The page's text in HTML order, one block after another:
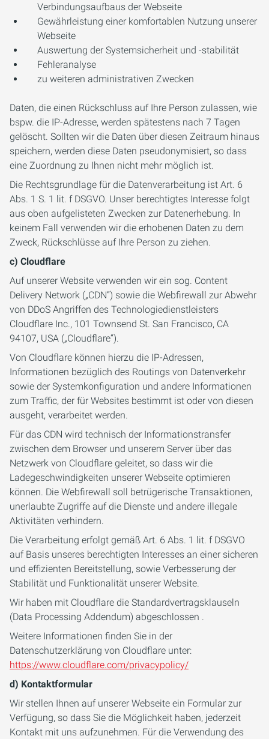
Verbindungsaufbaus der Webseite
Gewährleistung einer komfortablen Nutzung unserer
Webseite
Auswertung der Systemsicherheit und -stabilität
Fehleranalyse
zu weiteren administrativen Zwecken
Daten, die einen Rückschluss auf Ihre Person zulassen, wie
bspw. die IP-Adresse, werden spätestens nach 7 Tagen
gelöscht. Sollten wir die Daten über diesen Zeitraum hinaus
speichern, werden diese Daten pseudonymisiert, so dass
eine Zuordnung zu Ihnen nicht mehr möglich ist.
Die Rechtsgrundlage für die Datenverarbeitung ist Art. 6
Abs. 1 S. 1 lit. f DSGVO. Unser berechtigtes Interesse folgt
aus oben aufgelisteten Zwecken zur Datenerhebung. In
keinem Fall verwenden wir die erhobenen Daten zu dem
Zweck, Rückschlüsse auf Ihre Person zu ziehen.
c) Cloudflare
Auf unserer Website verwenden wir ein sog. Content
Delivery Network („CDN“) sowie die Webfirewall zur Abwehr
von DDoS Angriffen des Technologiedienstleisters
Cloudflare Inc., 101 Townsend St. San Francisco, CA
94107, USA („Cloudflare“).
Von Cloudflare können hierzu die IP-Adressen,
Informationen bezüglich des Routings von Datenverkehr
sowie der Systemkonfiguration und andere Informationen
zum Traffic, der für Websites bestimmt ist oder von diesen
ausgeht, verarbeitet werden.
Für das CDN wird technisch der Informationstransfer
zwischen dem Browser und unserem Server über das
Netzwerk von Cloudflare geleitet, so dass wir die
Ladegeschwindigkeiten unserer Webseite optimieren
können. Die Webfirewall soll betrügerische Transaktionen,
unerlaubte Zugriffe auf die Dienste und andere illegale
Aktivitäten verhindern.
Die Verarbeitung erfolgt gemäß Art. 6 Abs. 1 lit. f DSGVO
auf Basis unseres berechtigten Interesses an einer sicheren
und effizienten Bereitstellung, sowie Verbesserung der
Stabilität und Funktionalität unserer Website.
Wir haben mit Cloudflare die Standardvertragsklauseln
(Data Processing Addendum) abgeschlossen .
Weitere Informationen finden Sie in der
Datenschutzerklärung von Cloudflare unter:
https://www.cloudflare.com/privacypolicy/
d) Kontaktformular
Wir stellen Ihnen auf unserer Webseite ein Formular zur
Verfügung, so dass Sie die Möglichkeit haben, jederzeit
Kontakt mit uns aufzunehmen. Für die Verwendung des